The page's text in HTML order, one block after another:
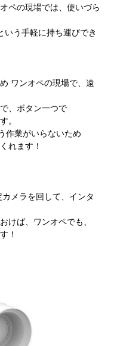
ペの現場では、使いづら
う手軽に持ち運びでき
ワンオペの現場で、遠
、ボタン一つで
。
作業がいらないため
れます！
メラを回して、インタ
けば、ワンオペでも、
！